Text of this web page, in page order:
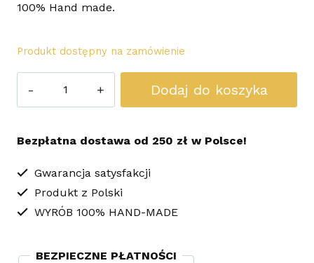
100% Hand made.
Produkt dostępny na zamówienie
Różowo
długie
kolczyki
sutasz
Glamour
Dodaj do koszyka
Bezpłatna dostawa od 250 zł w Polsce!
Gwarancja satysfakcji
Produkt z Polski
WYRÓB 100% HAND-MADE
BEZPIECZNE PŁATNOŚCI